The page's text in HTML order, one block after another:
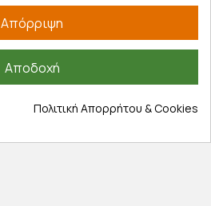
Απόρριψη
Αποδοχή
Πολιτική Απορρήτου & Cookies